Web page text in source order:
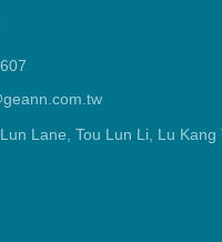
Lane, Tou Lun Li, Lu Kang